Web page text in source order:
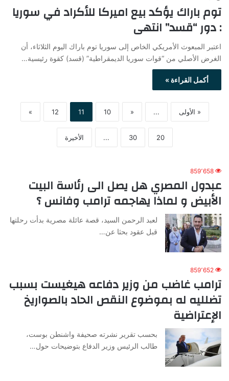
توم باراك يؤكد بيع اميركا للأكراد في سوريا
: دور “قسد” انتهى
اعتبر المبعوث الأمريكي الخاص إلى سوريا توم باراك اليوم الثلاثاء، أن
الغرض الأصلي من “قوات سوريا الديمقراطية” (قسد) كقوة رئيسية…
أكمل القراءة »
« الأولى ...
«
10
11
12
»
20
30
... الأخيرة
859٬658
عبدول المصري هل يصل الى رئاسة البيت
الأبيض و لماذا يهاجمه ترامب وفانس ؟
لعبد الرحمن السيد، قصة عائلة مصرية بدأت رحلتها
قبل عقود بحثا عن…
859٬652
ترامب غاضب من وزير دفاعه هيغيست بسبب
تضلليه له بموضوع النقص الحاد بالصواريخ
الإعتراضية
بحسب تقرير نشرته صحيفة واشنطن بوست،
طالب الرئيس وزير الدفاع بتوضيحات حول…